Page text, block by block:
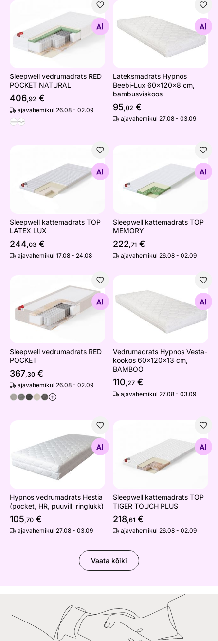
Sleepwell vedrumadrats RED POCKET NATURAL
Otsi sarnaseid
Sleepwell vedrumadrats RED
POCKET NATURAL
406,92 €
ajavahemikul 26.08 - 02.09
Lateksmadrats Hypnos
Otsi sarnaseid
Lateksmadrats Hypnos
Beebi-Lux 60x120x8 cm,
bambusviskoos
95,02 €
ajavahemikul 27.08 - 03.09
Sleepwell kattemadrats TOP LATEX LUX
Otsi sarnaseid
Sleepwell kattemadrats TOP
LATEX LUX
244,03 €
ajavahemikul 17.08 - 24.08
Sleepwell kattemadrats TOP
Otsi sarnaseid
Sleepwell kattemadrats TOP
MEMORY
222,71 €
ajavahemikul 26.08 - 02.09
Sleepwell vedrumadrats RED POCKET
Otsi sarnaseid
Sleepwell vedrumadrats RED
POCKET
367,30 €
ajavahemikul 26.08 - 02.09
+
Vedrumadrats Hypnos
Otsi sarnaseid
Vedrumadrats Hypnos Vesta-
kookos 60x120x13 cm,
BAMBOO
110,27 €
ajavahemikul 27.08 - 03.09
Hypnos vedrumadrats Hestia (pocket, HR, puuvill,
Otsi sarnaseid
Hypnos vedrumadrats Hestia
(pocket, HR, puuvill, ringlukk)
105,70 €
ajavahemikul 27.08 - 03.09
Sleepwell kattemadrats
Otsi sarnaseid
Sleepwell kattemadrats TOP
TIGER TOUCH PLUS
218,61 €
ajavahemikul 26.08 - 02.09
Vaata kõiki